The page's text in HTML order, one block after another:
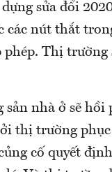
sửa đổi
các nút thắt
Thị trường
nhà ở sẽ hồi
thị trường
cố quyết